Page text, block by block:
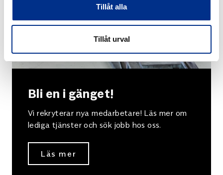
Tillåt alla
Tillåt urval
Bli en i gänget!
Vi rekryterar nya medarbetare! Läs mer om
lediga tjänster och sök jobb hos oss.
Läs mer